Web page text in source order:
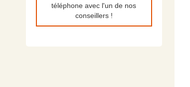
téléphone avec l'un de nos
conseillers !